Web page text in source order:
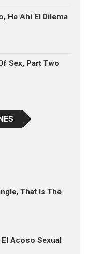
He Ahí El Dilema
Sex, Part Two
That Is The
Acoso Sexual